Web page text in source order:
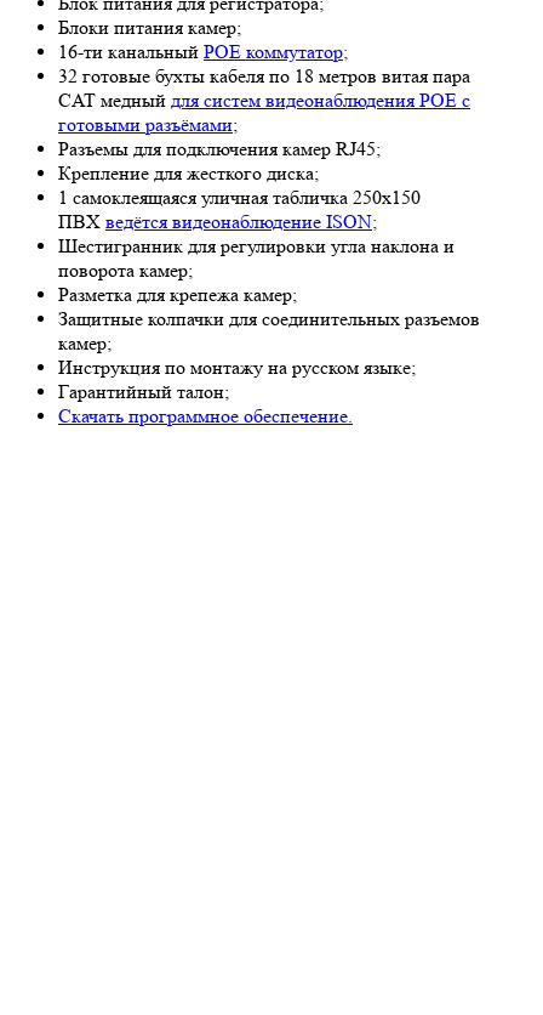
Блоки питания камер;
16-ти канальный POE коммутатор;
32 готовые бухты кабеля по 18 метров витая пара
CAT медный для систем видеонаблюдения POE с
готовыми разъёмами;
Разъемы для подключения камер RJ45;
Крепление для жесткого диска;
1 самоклеящаяся уличная табличка 250х150
ПВХ ведётся видеонаблюдение ISON;
Шестигранник для регулировки угла наклона и
поворота камер;
Разметка для крепежа камер;
Защитные колпачки для соединительных разъемов
камер;
Инструкция по монтажу на русском языке;
Гарантийный талон;
Скачать программное обеспечение.